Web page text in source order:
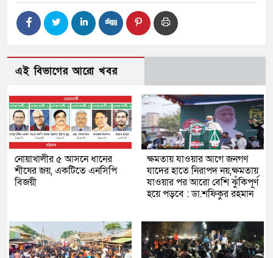
এই বিভাগের আরো খবর
নোয়াখালীর ৫ আসনে ধানের
শীষের জয়, একটিতে এনসিপি
বিজয়ী
ক্ষমতায় যাওয়ার আগে জনগণ
যাদের হাতে নিরাপদ নয়,ক্ষমতায়
যাওয়ার পর আরো বেশি ঝুঁকিপূর্ণ
হয়ে পড়বে : ডা.শফিকুর রহমান